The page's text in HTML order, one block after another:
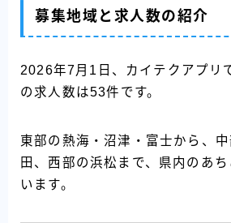
募集地域と求人数の紹介
2026年7月1日、カイテクアプリ
の求人数は53件です。
東部の熱海・沼津・富士から、
田、西部の浜松まで、県内のあ
います。